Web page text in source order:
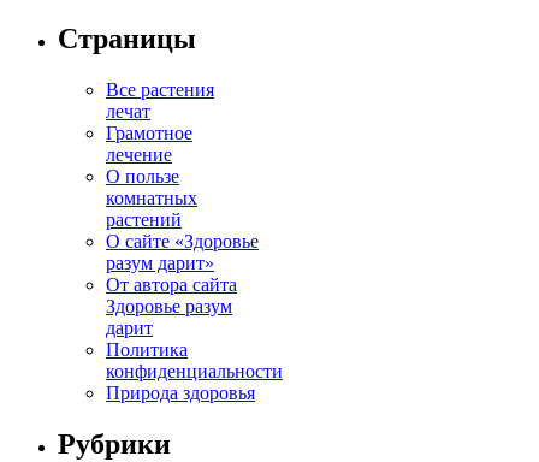
Страницы
Все растения
лечат
Грамотное
лечение
О пользе
комнатных
растений
О сайте «Здоровье
разум дарит»
От автора сайта
Здоровье разум
дарит
Политика
конфиденциальности
Природа здоровья
Рубрики